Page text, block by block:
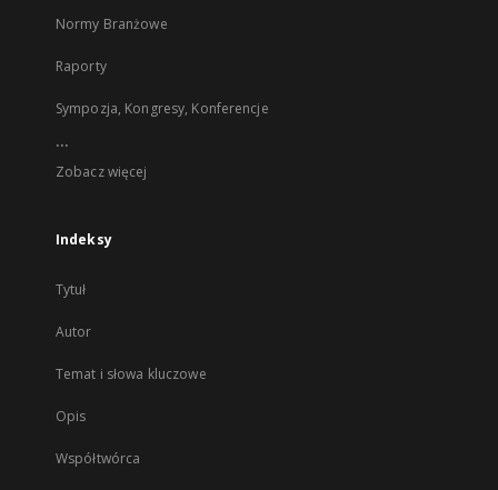
Normy Branżowe
Raporty
Sympozja, Kongresy, Konferencje
...
Zobacz więcej
Indeksy
Tytuł
Autor
Temat i słowa kluczowe
Opis
Współtwórca